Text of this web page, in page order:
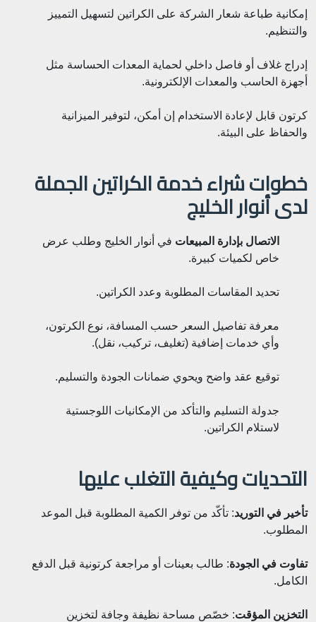
إمكانية طباعة شعار الشركة على الكراتين لتسهيل التمييز
والتنظيم.
إدراج غلاف أو فاصل داخلي لحماية المعدات الحساسة مثل
أجهزة الحاسب والمعدات الإلكترونية.
كرتون قابل لإعادة الاستخدام إن أمكن، لتوفير الميزانية
والحفاظ على البيئة.
خطوات شراء خدمة الكراتين الجملة
لدى أنوار الخليج
الاتصال بإدارة المبيعات في أنوار الخليج وطلب عرض
خاص لكميات كبيرة.
تحديد المقاسات المطلوبة وعدد الكراتين.
معرفة تفاصيل السعر حسب المسافة، نوع الكرتون،
وأي خدمات إضافية (تغليف، تركيب، نقل).
توقيع عقد واضح ويحوي ضمانات الجودة والتسليم.
جدولة التسليم والتأكد من الإمكانيات اللوجستية
لاستلام الكراتين.
التحديات وكيفية التغلب عليها
تأخير في التوريد: تأكّد من توفر الكمية المطلوبة قبل الموعد
المطلوب.
تفاوت في الجودة: طالب بعينات أو مراجعة كرتونية قبل الدفع
الكامل.
التخزين المؤقت: خصّص مساحة نظيفة وجافة لتخزين